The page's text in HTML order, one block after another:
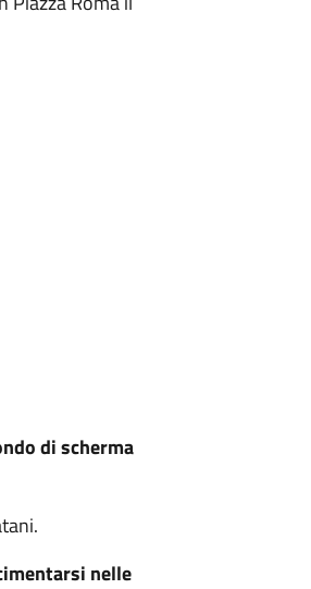
di scherma
nelle